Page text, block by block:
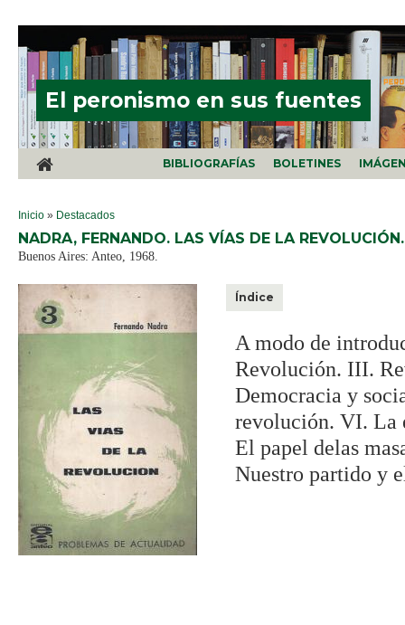
El peronismo en sus fuentes
BIBLIOGRAFÍAS BOLETINES
SE ENCUENTRA USTED AQUÍ
Inicio » Destacados
NADRA, FERNANDO. LAS VÍAS DE LA REVOLUCIÓN.
Buenos Aires: Anteo, 1968.
Índice
A modo de
Revolución. III.
Democracia y
revolución. VI. La
El papel delas
Nuestro partido y